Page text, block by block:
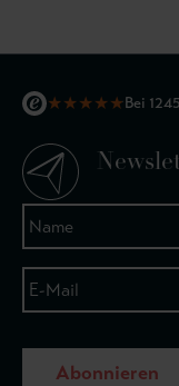
★★★★★Bei
Abonnieren